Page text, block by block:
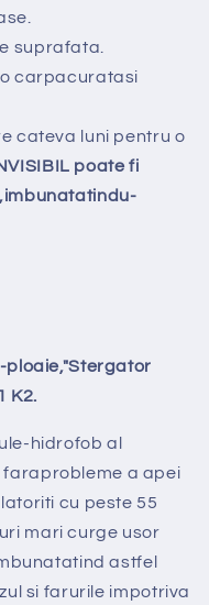
suprafata.
carpacuratasi
cateva luni pentru o
poate fi
K2.
hidrofob al
a apei
cu peste 55
mari curge usor
astfel
si farurile impotriva